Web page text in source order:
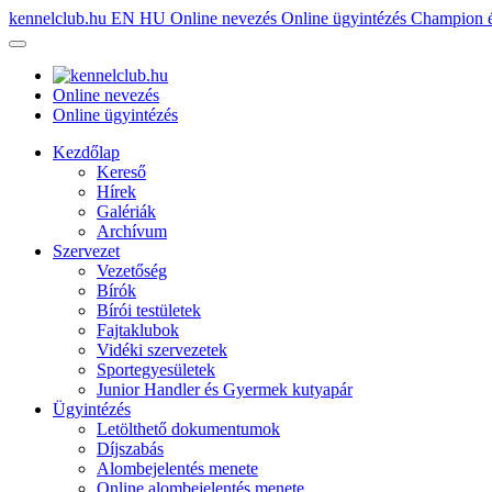
kennelclub.hu EN HU Online nevezés Online ügyintézés Champion
Online nevezés
Online ügyintézés
Kezdőlap
Kereső
Hírek
Galériák
Archívum
Szervezet
Vezetőség
Bírók
Bírói testületek
Fajtaklubok
Vidéki szervezetek
Sportegyesületek
Junior Handler és Gyermek kutyapár
Ügyintézés
Letölthető dokumentumok
Díjszabás
Alombejelentés menete
Online alombejelentés menete